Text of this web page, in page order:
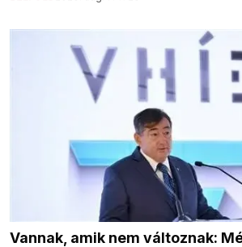
Vannak, amik nem változnak: